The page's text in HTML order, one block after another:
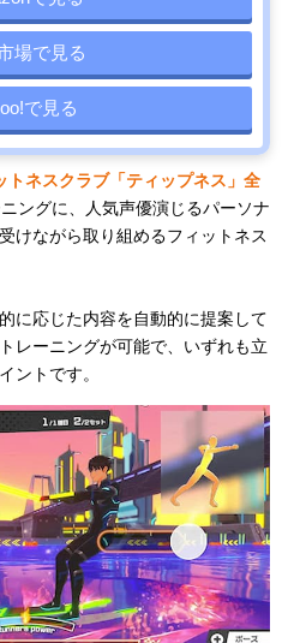
場で見る
で見る
トネスクラブ「ティップネス」全
ングに、人気声優演じるパーソナ
けながら取り組めるフィットネス
に応じた内容を自動的に提案して
レーニングが可能で、いずれも立
ントです。